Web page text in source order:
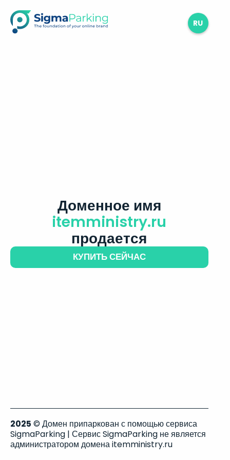
RU
Доменное имя
itemministry.ru
продается
КУПИТЬ СЕЙЧАС
2025 © Домен припаркован с помощью сервиса
SigmaParking | Сервис SigmaParking не является
администратором домена itemministry.ru